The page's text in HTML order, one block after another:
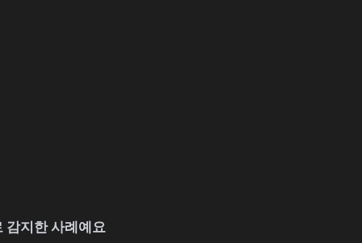
감지한 사례예요